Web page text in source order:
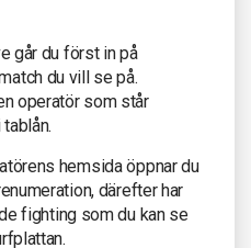
går du först in på
du vill se på.
operatör som står
hemsida öppnar du
därefter har
fighting som du kan se